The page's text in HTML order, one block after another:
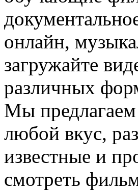
онлайн,
загружайте
различных
Мы
любой вкус,
известные и
смотреть